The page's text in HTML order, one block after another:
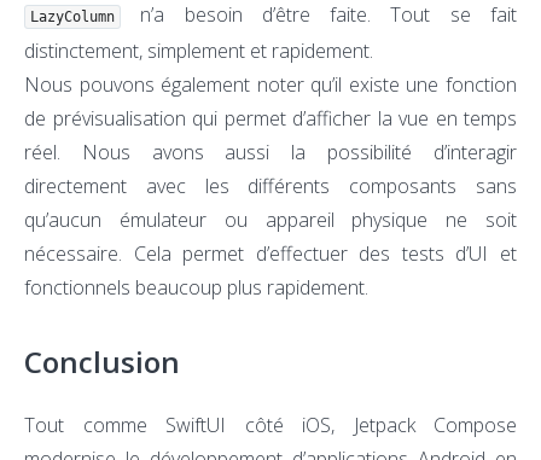
LazyColumn
n’a besoin d’être faite. Tout se fait
distinctement, simplement et rapidement.
Nous pouvons également noter qu’il existe une fonction
de prévisualisation qui permet d’afficher la vue en temps
réel. Nous avons aussi la possibilité d’interagir
directement avec les différents composants sans
qu’aucun émulateur ou appareil physique ne soit
nécessaire. Cela permet d’effectuer des tests d’UI et
fonctionnels beaucoup plus rapidement.
Conclusion
Tout comme SwiftUI côté iOS, Jetpack Compose